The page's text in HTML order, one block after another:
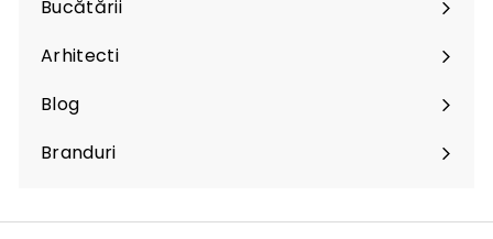
Bucătării
Arhitecti
Expand
submenu
Blog
Branduri
Expand